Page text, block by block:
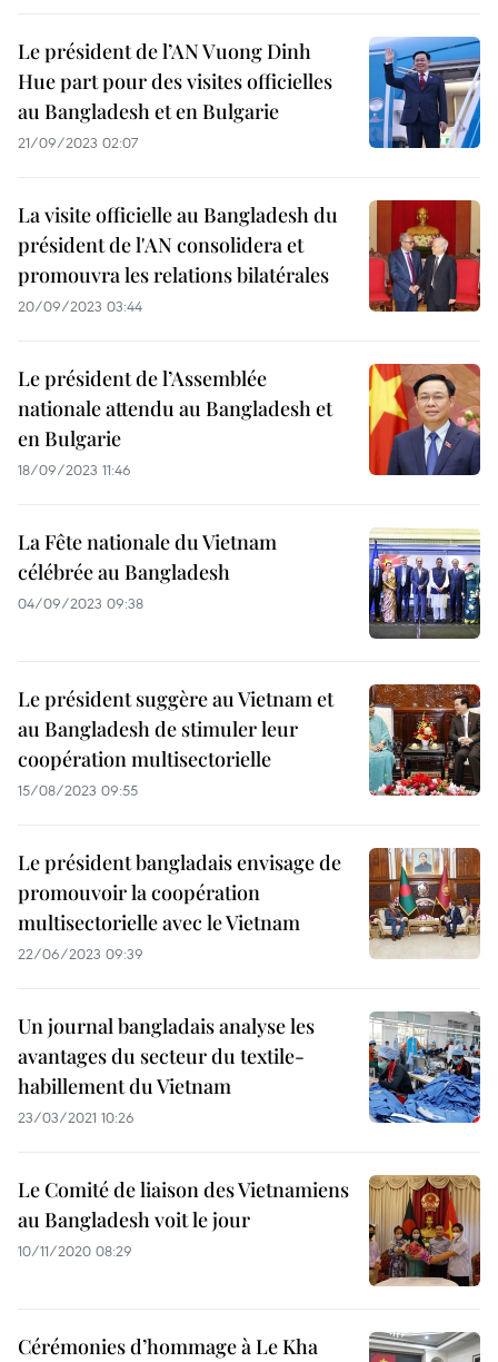
Le président de l’AN Vuong Dinh
Hue part pour des visites officielles
au Bangladesh et en Bulgarie
21/09/2023 02:07
La visite officielle au Bangladesh du
président de l'AN consolidera et
promouvra les relations bilatérales
20/09/2023 03:44
Le président de l’Assemblée
nationale attendu au Bangladesh et
en Bulgarie
18/09/2023 11:46
La Fête nationale du Vietnam
célébrée au Bangladesh
04/09/2023 09:38
Le président suggère au Vietnam et
au Bangladesh de stimuler leur
coopération multisectorielle
15/08/2023 09:55
Le président bangladais envisage de
promouvoir la coopération
multisectorielle avec le Vietnam
22/06/2023 09:39
Un journal bangladais analyse les
avantages du secteur du textile-
habillement du Vietnam
23/03/2021 10:26
Le Comité de liaison des Vietnamiens
au Bangladesh voit le jour
10/11/2020 08:29
Cérémonies d’hommage à Le Kha